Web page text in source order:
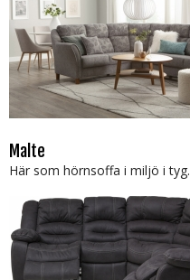
Malte
Här som hörnsoffa i miljö i tyg.